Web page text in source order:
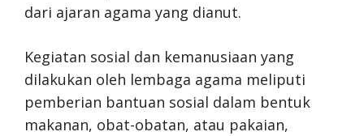
dari ajaran agama yang dianut.
Kegiatan sosial dan kemanusiaan yang
dilakukan oleh lembaga agama meliputi
pemberian bantuan sosial dalam bentuk
makanan, obat-obatan, atau pakaian,